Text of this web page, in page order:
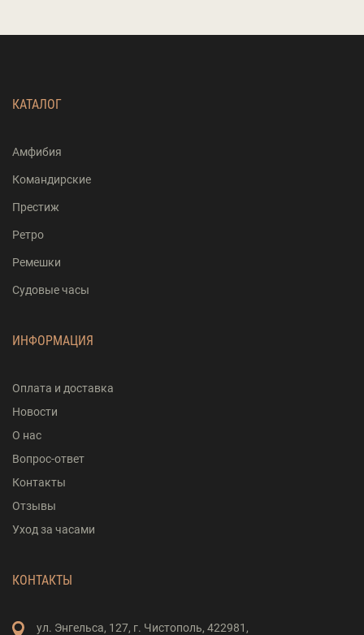
КАТАЛОГ
Амфибия
Командирские
Престиж
Ретро
Ремешки
Судовые часы
ИНФОРМАЦИЯ
Оплата и доставка
Новости
О нас
Вопрос-ответ
Контакты
Отзывы
Уход за часами
КОНТАКТЫ
ул. Энгельса, 127, г. Чистополь, 422981,